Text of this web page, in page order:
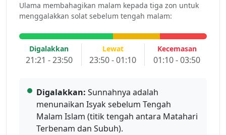
Ulama membahagikan malam kepada tiga zon untuk
menggalakkan solat sebelum tengah malam:
Digalakkan
21:21 - 23:50
Lewat
23:50 - 01:10
Kecemasan
01:10 - 03:50
Digalakkan: Sunnahnya adalah
menunaikan Isyak sebelum Tengah
Malam Islam (titik tengah antara Matahari
Terbenam dan Subuh).